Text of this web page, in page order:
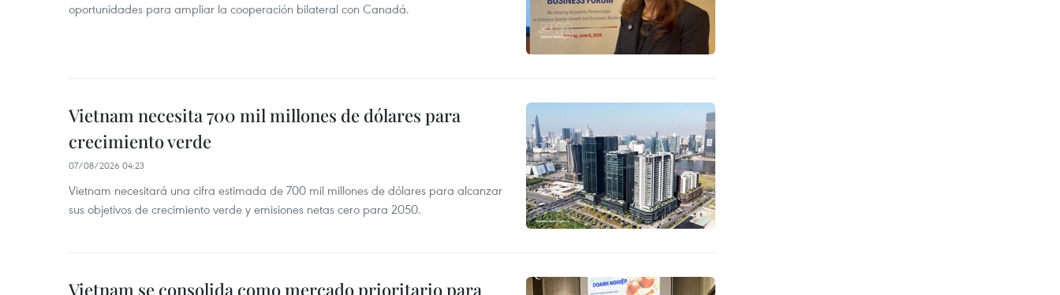
oportunidades para ampliar la cooperación bilateral con Canadá.
Vietnam necesita 700 mil millones de dólares para
crecimiento verde
07/08/2026 04:23
Vietnam necesitará una cifra estimada de 700 mil millones de dólares para alcanzar
sus objetivos de crecimiento verde y emisiones netas cero para 2050.
Vietnam se consolida como mercado prioritario para